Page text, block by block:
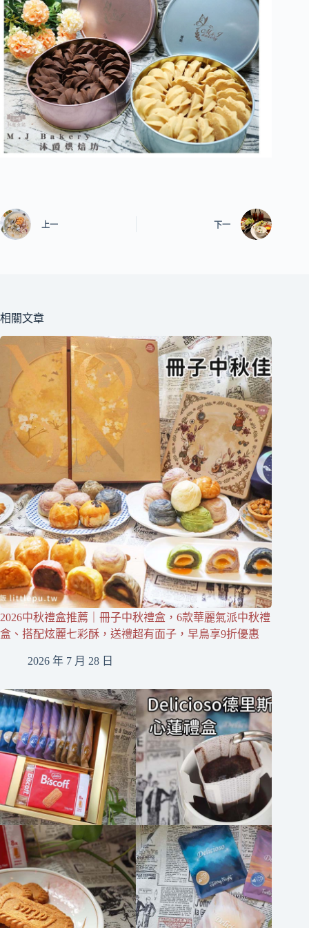
上一 下一
相關文章
2026中秋禮盒推薦｜冊子中秋禮盒，6款華麗氣派中秋禮
盒、搭配炫麗七彩酥，送禮超有面子，早鳥享9折優惠
2026 年 7 月 28 日